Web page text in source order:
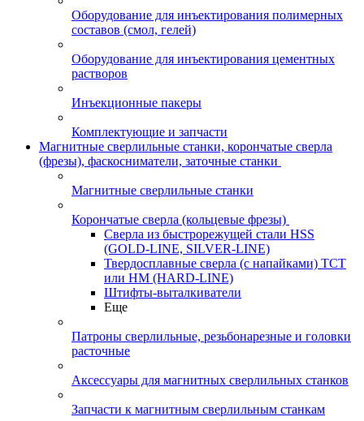
Оборудование для инъектирования полимерных
составов (смол, гелей)
Оборудование для инъектирования цементных
растворов
Инъекционные пакеры
Комплектующие и запчасти
Магнитные сверлильные станки, корончатые сверла
(фрезы), фаскосниматели, заточные станки
Магнитные сверлильные станки
Корончатые сверла (кольцевые фрезы)
Сверла из быстрорежущей стали HSS
(GOLD-LINE, SILVER-LINE)
Твердосплавные сверла (с напайками) ТСТ
или HM (HARD-LINE)
Штифты-выталкиватели
Еще
Патроны сверлильные, резьбонарезные и головки
расточные
Аксессуары для магнитных сверлильных станков
Запчасти к магнитным сверлильным станкам